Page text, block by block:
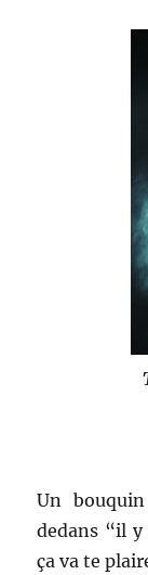
Un
dedans “il
ça va te